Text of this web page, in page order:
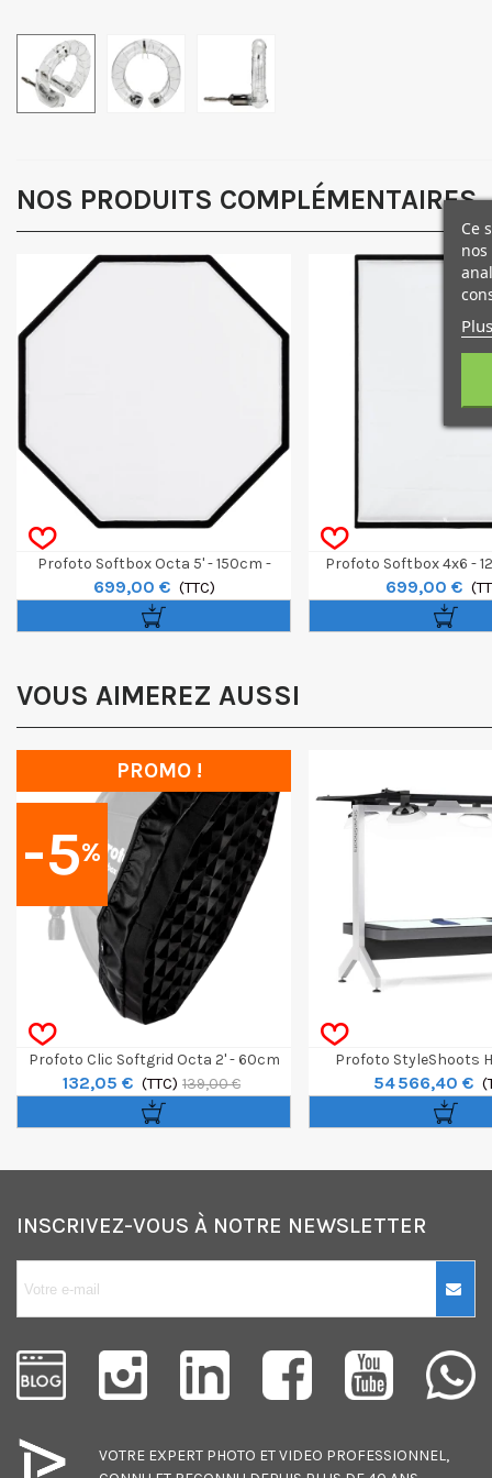
NOS PRODUITS COMPLÉMENTAIRES
Profoto Softbox Octa 5' - 150cm -
White
699,00 € (TTC)
Profoto Softbox 4x6 -
White
699,00 €
VOUS AIMEREZ AUSSI
-5%
PROMO !
Profoto Clic Softgrid Octa 2' - 60cm
132,05 € (TTC) 139,00 €
Profoto StyleShoots
System
54 566,40 €
INSCRIVEZ-VOUS À NOTRE NEWSLETTER
VOTRE EXPERT PHOTO ETVIDEO PROFESSIONNEL,
Ce
10€ OFFERTS sur
votre premier
achat !
Consultez notre politique de